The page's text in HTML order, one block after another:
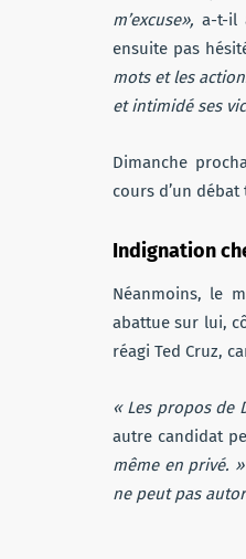
m’excuse», a-t-il
ensuite pas
mots et les
et intimidé ses
Dimanche
cours d’un débat
Indignation
Néanmoins, le
abattue sur lui,
réagi Ted Cruz,
« Les propos de
autre candidat
même en privé. »
ne peut pas